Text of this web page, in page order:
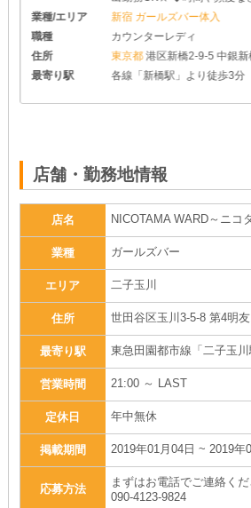
めさせて頂きます♪ ◆レギュ
業種/エリア
新宿 ガールズバー体入
職種
カウンターレディ
住所
東京都港区新橋2-9-5 中銀
最寄り駅
各線「新橋駅」より徒歩3分
店舗・勤務地情報
店名 NICOTAMA WARD～ニコ
業種 ガールズバー
エリア 二子玉川
住所 世田谷区玉川3-5-8 第4明
最寄り駅 東急田園都市線「二子玉
営業時間 21:00 ～ LAST
定休日 年中無休
掲載期間 2019年01月04日 ~ 2019年
応募方法
まずはお電話でご連絡くだ
090-4123-9824